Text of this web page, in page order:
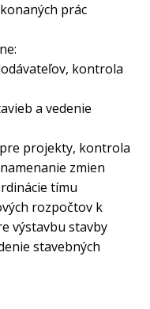
prác
kontrola
a vedenie
projekty, kontrola
zmien
tímu
rozpočtov k
výstavbu stavby
stavebných